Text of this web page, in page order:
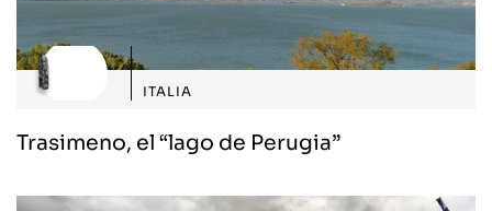
ITALIA
Trasimeno, el “lago de Perugia”